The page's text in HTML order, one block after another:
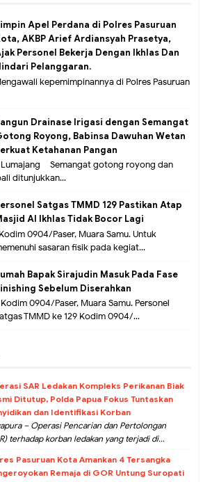
Apel Perdana di Polres Pasuruan
AKBP Arief Ardiansyah Prasetya,
Personel Bekerja Dengan Ikhlas Dan
Pelanggaran.
kepemimpinannya di Polres Pasuruan
Drainase Irigasi dengan Semangat
Royong, Babinsa Dawuhan Wetan
Ketahanan Pangan
Lumajang – Semangat gotong royong dan
ditunjukkan...
Satgas TMMD 129 Pastikan Atap
Al Ikhlas Tidak Bocor Lagi
Kodim 0904/Paser, Muara Samu. Untuk
sasaran fisik pada kegiat...
Bapak Sirajudin Masuk Pada Fase
Sebelum Diserahkan
Kodim 0904/Paser, Muara Samu. Personel
TMMD ke 129 Kodim 0904/...
SAR Ledakan Kompleks Perikanan Biak
Ditutup, Polda Papua Fokus Tuntaskan
dan Identifikasi Korban
– Operasi Pencarian dan Pertolongan
terhadap korban ledakan yang terjadi di...
Pasuruan Kota Amankan 4 Tersangka
Remaja di GOR Untung Suropati